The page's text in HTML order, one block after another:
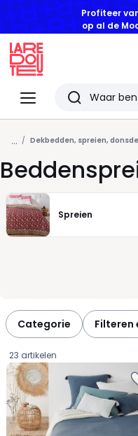
Profiteer
op al de
Menu
Redoute
Zoeken
Laatst
bekeken
artikelen
... Dekbedden, spreien,
Spreien
Categorie Filteren
23 artikelen